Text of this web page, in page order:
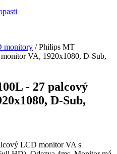
monitory /Philips MT
VA, 1920x1080, D-Sub,
- 27 palcový
D-Sub,
LCD monitor VA s